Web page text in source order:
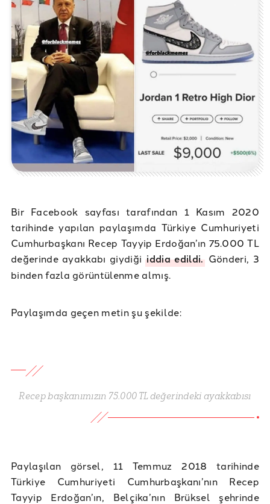
Bir Facebook sayfası tarafından 1 Kasım 2020
tarihinde yapılan paylaşımda Türkiye Cumhuriyeti
Cumhurbaşkanı Recep Tayyip Erdoğan’ın 75.000 TL
değerinde ayakkabı giydiğiiddia edildi.Gönderi, 3
binden fazla görüntülenme almış.
Paylaşımda geçen metin şu şekilde:
Recep başkanımızın 75.000 TL değerindeki ayakkabısı
Paylaşılan görsel, 11 Temmuz 2018 tarihinde
Türkiye Cumhuriyeti Cumhurbaşkanı’nın Recep
Tayyip Erdoğan’ın, Belçika’nın Brüksel şehrinde